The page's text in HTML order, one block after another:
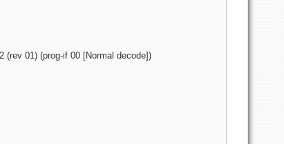
(rev 01) (prog-if 00 [Normal decode])